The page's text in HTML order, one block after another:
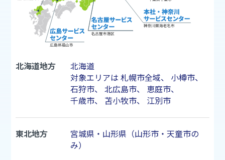
北海道地方
北海道
対象エリアは 札幌市全域、 小樽市、
石狩市、 北広島市、 恵庭市、
千歳市、 苫小牧市、 江別市
東北地方
宮城県・山形県（山形市・天童市の
み）